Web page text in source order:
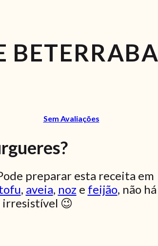
BETERRABA
Sem Avaliações
preparar esta receita em
, aveia, noz e feijão, não há
😉